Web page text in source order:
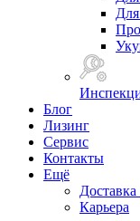
Блог
Лизинг
Сервис
Контакты
Ещё
Доставка
Карьера